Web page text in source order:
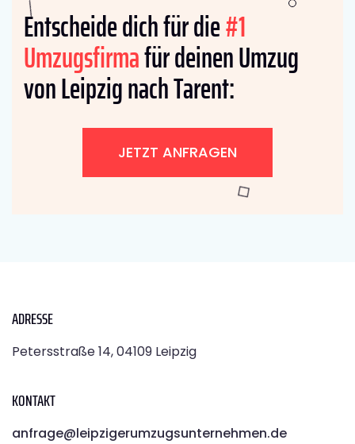
Entscheide dich für die#1
Umzugsfirmafür deinen Umzug
von Leipzig nach Tarent:
JETZT ANFRAGEN
ADRESSE
Petersstraße 14, 04109 Leipzig
KONTAKT
anfrage@leipzigerumzugsunternehmen.de